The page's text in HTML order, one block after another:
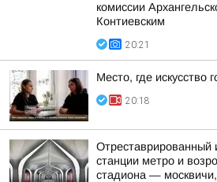
комиссии
Контиевским
20:21
Место, где искусство
20:18
станции метро и
стадиона —